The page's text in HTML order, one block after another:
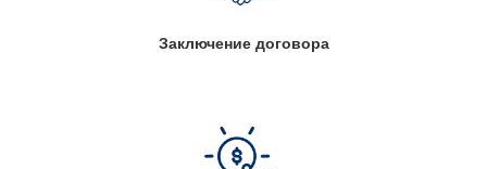
Заключение договора